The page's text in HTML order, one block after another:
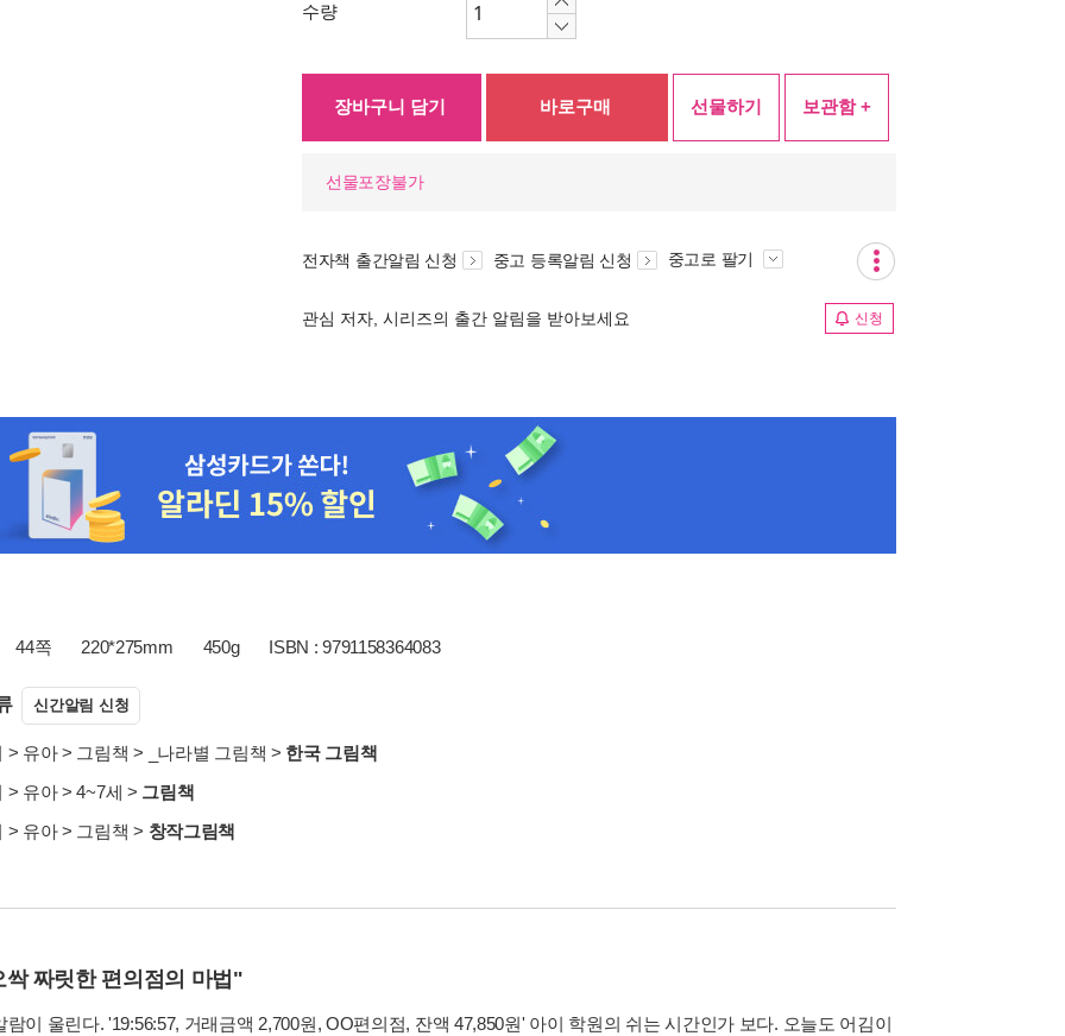
수량
장바구니 담기 바로구매 선물하기 보관함 +
선물포장불가
전자책 출간알림 신청 중고 등록알림 신청 중고로 팔기
관심 저자, 시리즈의 출간 알림을 받아보세요 신청
44쪽 220*275mm 450g ISBN : 9791158364083
신간알림 신청
> 유아> 그림책 > _나라별 그림책 > 한국 그림책
> 유아>4~7세 > 그림책
> 유아> 그림책 > 창작그림책
짜릿한 편의점의 마법"
람이 울린다. '19:56:57, 거래금액 2,700원, OO편의점, 잔액 47,850원' 아이 학원의 쉬는 시간인가 보다. 오늘도 어김이